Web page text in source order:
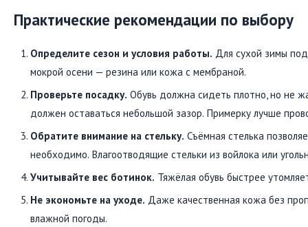
Практические рекомендации по выбору
Определите сезон и условия работы. Для сухой зимы
мокрой осени — резина или кожа с мембраной.
Проверьте посадку. Обувь должна сидеть плотно, но не
должен оставаться небольшой зазор. Примерку лучше
Обратите внимание на стельку. Съёмная стелька
необходимо. Влагоотводящие стельки из войлока или
Учитывайте вес ботинок. Тяжёлая обувь быстрее
Не экономьте на уходе. Даже качественная кожа без
влажной погоды.